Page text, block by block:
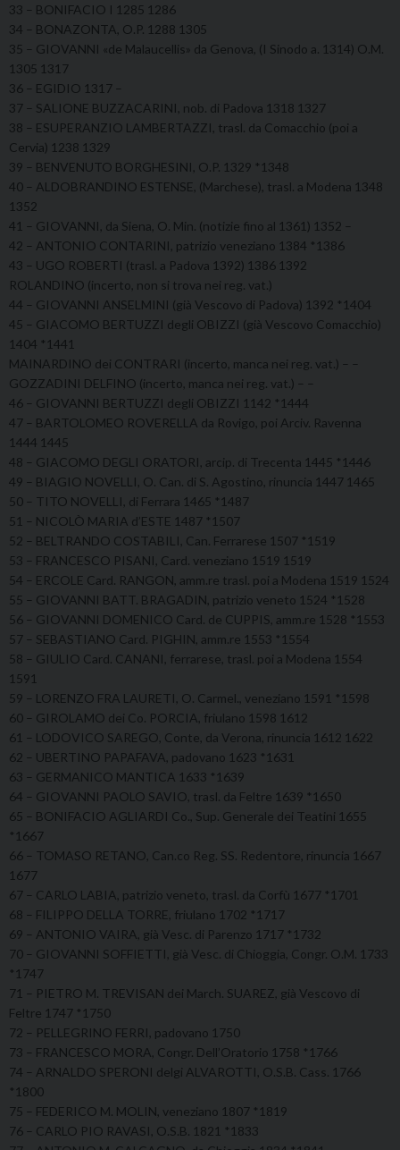
33 – BONIFACIO I 1285 1286
34 – BONAZONTA, O.P. 1288 1305
35 – GIOVANNI «de Malaucellis» da Genova, (I Sinodo a. 1314) O.M.
1305 1317
36 – EGIDIO 1317 –
37 – SALIONE BUZZACARINI, nob. di Padova 1318 1327
38 – ESUPERANZIO LAMBERTAZZI, trasl. da Comacchio (poi a
Cervia) 1238 1329
39 – BENVENUTO BORGHESINI, O.P. 1329 *1348
40 – ALDOBRANDINO ESTENSE, (Marchese), trasl. a Modena 1348
1352
41 – GIOVANNI, da Siena, O. Min. (notizie fino al 1361) 1352 –
42 – ANTONIO CONTARINI, patrizio veneziano 1384 *1386
43 – UGO ROBERTI (trasl. a Padova 1392) 1386 1392
ROLANDINO (incerto, non si trova nei reg. vat.)
44 – GIOVANNI ANSELMINI (già Vescovo di Padova) 1392 *1404
45 – GIACOMO BERTUZZI degli OBIZZI (già Vescovo Comacchio)
1404 *1441
MAINARDINO dei CONTRARI (incerto, manca nei reg. vat.) – –
GOZZADINI DELFINO (incerto, manca nei reg. vat.) – –
46 – GIOVANNI BERTUZZI degli OBIZZI 1142 *1444
47 – BARTOLOMEO ROVERELLA da Rovigo, poi Arciv. Ravenna
1444 1445
48 – GIACOMO DEGLI ORATORI, arcip. di Trecenta 1445 *1446
49 – BIAGIO NOVELLI, O. Can. di S. Agostino, rinuncia 1447 1465
50 – TITO NOVELLI, di Ferrara 1465 *1487
51 – NICOLÒ MARIA d’ESTE 1487 *1507
52 – BELTRANDO COSTABILI, Can. Ferrarese 1507 *1519
53 – FRANCESCO PISANI, Card. veneziano 1519 1519
54 – ERCOLE Card. RANGON, amm.re trasl. poi a Modena 1519 1524
55 – GIOVANNI BATT. BRAGADIN, patrizio veneto 1524 *1528
56 – GIOVANNI DOMENICO Card. de CUPPIS, amm.re 1528 *1553
57 – SEBASTIANO Card. PIGHIN, amm.re 1553 *1554
58 – GIULIO Card. CANANI, ferrarese, trasl. poi a Modena 1554
1591
59 – LORENZO FRA LAURETI, O. Carmel., veneziano 1591 *1598
60 – GIROLAMO dei Co. PORCIA, friulano 1598 1612
61 – LODOVICO SAREGO, Conte, da Verona, rinuncia 1612 1622
62 – UBERTINO PAPAFAVA, padovano 1623 *1631
63 – GERMANICO MANTICA 1633 *1639
64 – GIOVANNI PAOLO SAVIO, trasl. da Feltre 1639 *1650
65 – BONIFACIO AGLIARDI Co., Sup. Generale dei Teatini 1655
*1667
66 – TOMASO RETANO, Can.co Reg. SS. Redentore, rinuncia 1667
1677
67 – CARLO LABIA, patrizio veneto, trasl. da Corfù 1677 *1701
68 – FILIPPO DELLA TORRE, friulano 1702 *1717
69 – ANTONIO VAIRA, già Vesc. di Parenzo 1717 *1732
70 – GIOVANNI SOFFIETTI, già Vesc. di Chioggia, Congr. O.M. 1733
*1747
71 – PIETRO M. TREVISAN dei March. SUAREZ, già Vescovo di
Feltre 1747 *1750
72 – PELLEGRINO FERRI, padovano 1750
73 – FRANCESCO MORA, Congr. Dell’Oratorio 1758 *1766
74 – ARNALDO SPERONI delgi ALVAROTTI, O.S.B. Cass. 1766
*1800
75 – FEDERICO M. MOLIN, veneziano 1807 *1819
76 – CARLO PIO RAVASI, O.S.B. 1821 *1833